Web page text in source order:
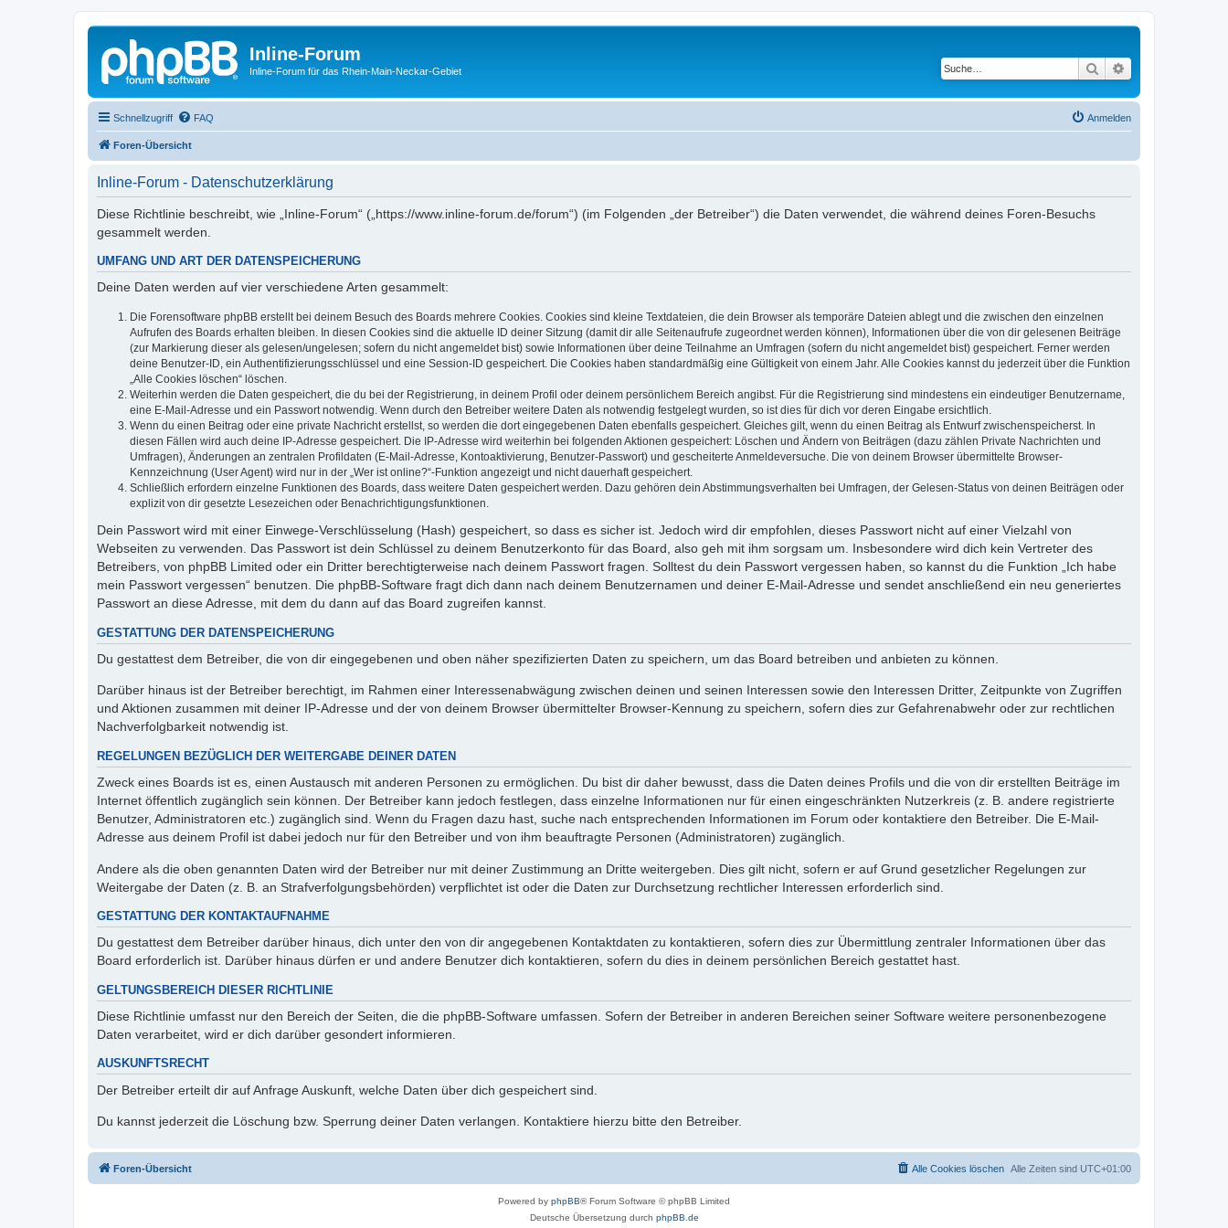
Inline-Forum
Inline-Forum für das Rhein-Main-Neckar-Gebiet Suche
Schnellzugriff FAQ Anmelden
Foren-Übersicht
Inline-Forum - Datenschutzerklärung
Diese Richtlinie beschreibt, wie „Inline-Forum“ („https://www.inline-forum.de/forum“) (im Folgenden „der Betreiber“) die Daten verwendet, die während deines Foren-Besuchs
gesammelt werden.
UMFANG UND ART DER DATENSPEICHERUNG
Deine Daten werden auf vier verschiedene Arten gesammelt:
Die Forensoftware phpBB erstellt bei deinem Besuch des Boards mehrere Cookies. Cookies sind kleine Textdateien, die dein Browser als temporäre Dateien ablegt und die zwischen den einzelnen
Aufrufen des Boards erhalten bleiben. In diesen Cookies sind die aktuelle ID deiner Sitzung (damit dir alle Seitenaufrufe zugeordnet werden können), Informationen über die von dir gelesenen Beiträge
(zur Markierung dieser als gelesen/ungelesen; sofern du nicht angemeldet bist) sowie Informationen über deine Teilnahme an Umfragen (sofern du nicht angemeldet bist) gespeichert. Ferner werden
deine Benutzer-ID, ein Authentifizierungsschlüssel und eine Session-ID gespeichert. Die Cookies haben standardmäßig eine Gültigkeit von einem Jahr. Alle Cookies kannst du jederzeit über die Funktion
„Alle Cookies löschen“ löschen.
Weiterhin werden die Daten gespeichert, die du bei der Registrierung, in deinem Profil oder deinem persönlichem Bereich angibst. Für die Registrierung sind mindestens ein eindeutiger Benutzername,
eine E-Mail-Adresse und ein Passwort notwendig. Wenn durch den Betreiber weitere Daten als notwendig festgelegt wurden, so ist dies für dich vor deren Eingabe ersichtlich.
Wenn du einen Beitrag oder eine private Nachricht erstellst, so werden die dort eingegebenen Daten ebenfalls gespeichert. Gleiches gilt, wenn du einen Beitrag als Entwurf zwischenspeicherst. In
diesen Fällen wird auch deine IP-Adresse gespeichert. Die IP-Adresse wird weiterhin bei folgenden Aktionen gespeichert: Löschen und Ändern von Beiträgen (dazu zählen Private Nachrichten und
Umfragen), Änderungen an zentralen Profildaten (E-Mail-Adresse, Kontoaktivierung, Benutzer-Passwort) und gescheiterte Anmeldeversuche. Die von deinem Browser übermittelte Browser-
Kennzeichnung (User Agent) wird nur in der „Wer ist online?“-Funktion angezeigt und nicht dauerhaft gespeichert.
Schließlich erfordern einzelne Funktionen des Boards, dass weitere Daten gespeichert werden. Dazu gehören dein Abstimmungsverhalten bei Umfragen, der Gelesen-Status von deinen Beiträgen oder
explizit von dir gesetzte Lesezeichen oder Benachrichtigungsfunktionen.
Dein Passwort wird mit einer Einwege-Verschlüsselung (Hash) gespeichert, so dass es sicher ist. Jedoch wird dir empfohlen, dieses Passwort nicht auf einer Vielzahl von
Webseiten zu verwenden. Das Passwort ist dein Schlüssel zu deinem Benutzerkonto für das Board, also geh mit ihm sorgsam um. Insbesondere wird dich kein Vertreter des
Betreibers, von phpBB Limited oder ein Dritter berechtigterweise nach deinem Passwort fragen. Solltest du dein Passwort vergessen haben, so kannst du die Funktion „Ich habe
mein Passwort vergessen“ benutzen. Die phpBB-Software fragt dich dann nach deinem Benutzernamen und deiner E-Mail-Adresse und sendet anschließend ein neu generiertes
Passwort an diese Adresse, mit dem du dann auf das Board zugreifen kannst.
GESTATTUNG DER DATENSPEICHERUNG
Du gestattest dem Betreiber, die von dir eingegebenen und oben näher spezifizierten Daten zu speichern, um das Board betreiben und anbieten zu können.
Darüber hinaus ist der Betreiber berechtigt, im Rahmen einer Interessenabwägung zwischen deinen und seinen Interessen sowie den Interessen Dritter, Zeitpunkte von Zugriffen
und Aktionen zusammen mit deiner IP-Adresse und der von deinem Browser übermittelter Browser-Kennung zu speichern, sofern dies zur Gefahrenabwehr oder zur rechtlichen
Nachverfolgbarkeit notwendig ist.
REGELUNGEN BEZÜGLICH DER WEITERGABE DEINER DATEN
Zweck eines Boards ist es, einen Austausch mit anderen Personen zu ermöglichen. Du bist dir daher bewusst, dass die Daten deines Profils und die von dir erstellten Beiträge im
Internet öffentlich zugänglich sein können. Der Betreiber kann jedoch festlegen, dass einzelne Informationen nur für einen eingeschränkten Nutzerkreis (z. B. andere registrierte
Benutzer, Administratoren etc.) zugänglich sind. Wenn du Fragen dazu hast, suche nach entsprechenden Informationen im Forum oder kontaktiere den Betreiber. Die E-Mail-
Adresse aus deinem Profil ist dabei jedoch nur für den Betreiber und von ihm beauftragte Personen (Administratoren) zugänglich.
Andere als die oben genannten Daten wird der Betreiber nur mit deiner Zustimmung an Dritte weitergeben. Dies gilt nicht, sofern er auf Grund gesetzlicher Regelungen zur
Weitergabe der Daten (z. B. an Strafverfolgungsbehörden) verpflichtet ist oder die Daten zur Durchsetzung rechtlicher Interessen erforderlich sind.
GESTATTUNG DER KONTAKTAUFNAHME
Du gestattest dem Betreiber darüber hinaus, dich unter den von dir angegebenen Kontaktdaten zu kontaktieren, sofern dies zur Übermittlung zentraler Informationen über das
Board erforderlich ist. Darüber hinaus dürfen er und andere Benutzer dich kontaktieren, sofern du dies in deinem persönlichen Bereich gestattet hast.
GELTUNGSBEREICH DIESER RICHTLINIE
Diese Richtlinie umfasst nur den Bereich der Seiten, die die phpBB-Software umfassen. Sofern der Betreiber in anderen Bereichen seiner Software weitere personenbezogene
Daten verarbeitet, wird er dich darüber gesondert informieren.
AUSKUNFTSRECHT
Der Betreiber erteilt dir auf Anfrage Auskunft, welche Daten über dich gespeichert sind.
Du kannst jederzeit die Löschung bzw. Sperrung deiner Daten verlangen. Kontaktiere hierzu bitte den Betreiber.
Foren-Übersicht Alle Zeiten sind UTC+01:00
Alle Cookies löschen
Powered by phpBB® Forum Software © phpBB Limited
Deutsche Übersetzung durch phpBB.de